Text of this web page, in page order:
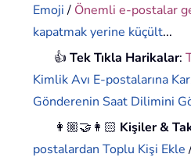
Emoji/ Önemli e-postalar
kapatmak yerine küçült...
👍Tek Tıkla Harikalar:
Kimlik Avı E-postalarına
Gönderenin Saat Dilimini
👩🏼‍🤝‍👩🏻 Kişiler &
postalardan Toplu Kişi Ekle